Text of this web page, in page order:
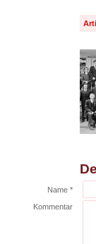
Name *
Kommentar